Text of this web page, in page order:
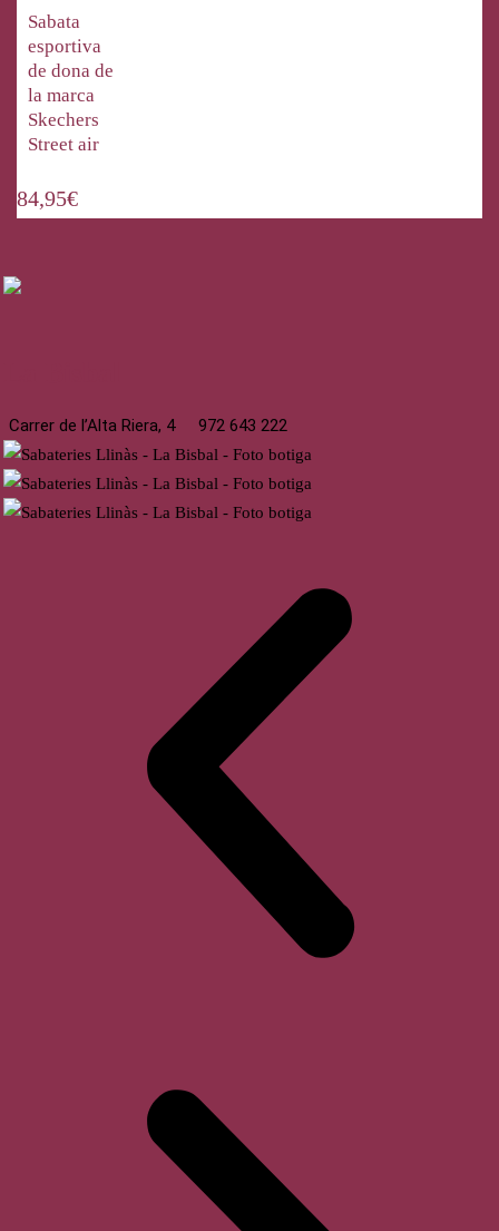
Sabata
esportiva
de dona de
la marca
Skechers
Street air
84,95€
Carrer de l’Alta Riera, 4 972 643 222